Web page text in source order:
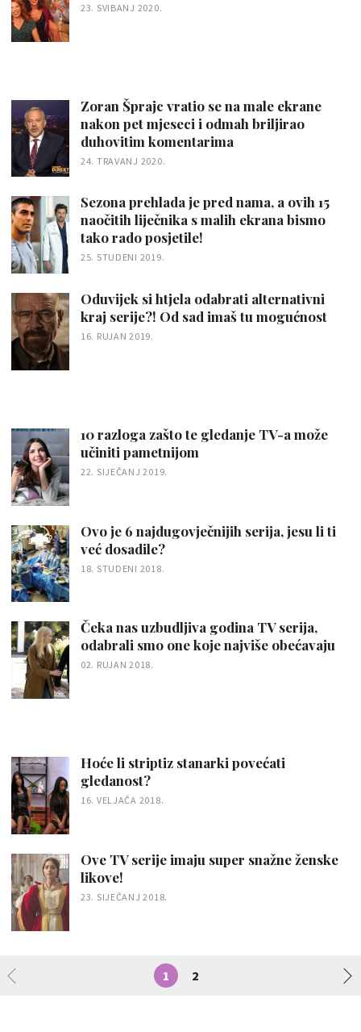
23. SVIBANJ 2020.
Zoran Šprajc vratio se na male ekrane
nakon pet mjeseci i odmah briljirao
duhovitim komentarima
24. TRAVANJ 2020.
Sezona prehlada je pred nama, a ovih 15
naočitih liječnika s malih ekrana bismo
tako rado posjetile!
25. STUDENI 2019.
Oduvijek si htjela odabrati alternativni
kraj serije?! Od sad imaš tu mogućnost
16. RUJAN 2019.
10 razloga zašto te gledanje TV-a može
učiniti pametnijom
22. SIJEČANJ 2019.
Ovo je 6 najdugovječnijih serija, jesu li ti
već dosadile?
18. STUDENI 2018.
Čeka nas uzbudljiva godina TV serija,
odabrali smo one koje najviše obećavaju
02. RUJAN 2018.
Hoće li striptiz stanarki povećati
gledanost?
16. VELJAČA 2018.
Ove TV serije imaju super snažne ženske
likove!
23. SIJEČANJ 2018.
1 2